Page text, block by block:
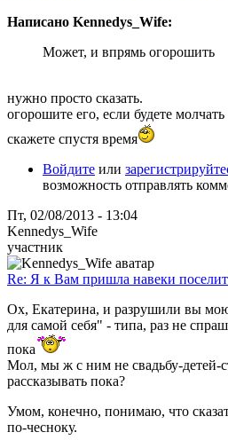
Написано Kennedys_Wife:
Может, и впрямь огорошить
нужно просто сказать.
огорошите его, если будете
скажете спустя время
Войдите или
возможность отправлять
Пт, 02/08/2013 - 13:04
Kennedys_Wife
участник
Re: Я к Вам пришла навеки
Ох, Екатерина, и разрушили вы
для самой себя" - типа, раз не
пока
Мол, мы ж с ним не свадьбу-детей-
рассказывать пока?
Умом, конечно, понимаю, что
по-чесноку.